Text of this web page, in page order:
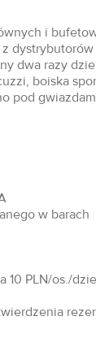
i
dwa razy
boiska
pod
w barach
PLN/os./